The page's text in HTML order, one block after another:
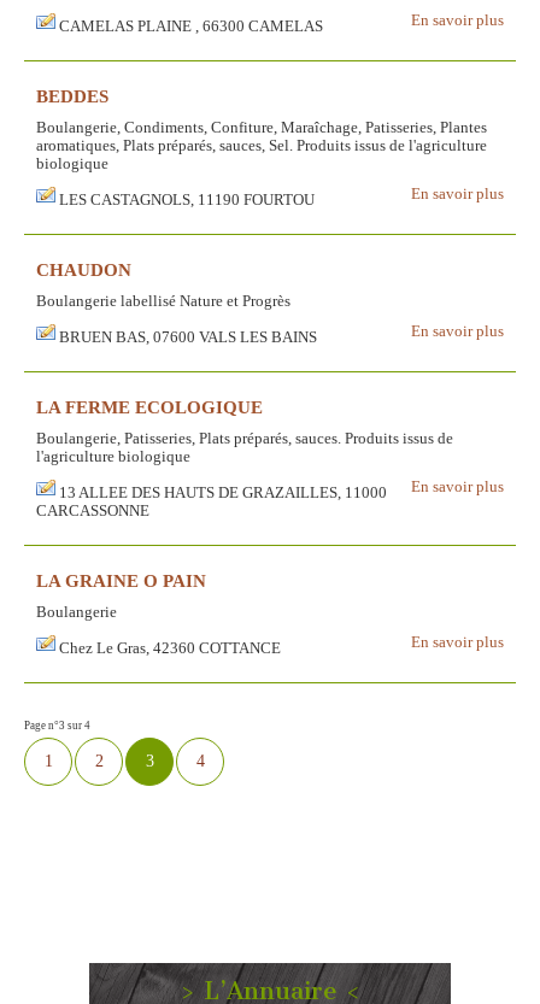
En savoir plus
CAMELAS PLAINE , 66300 CAMELAS
BEDDES
Boulangerie, Condiments, Confiture, Maraîchage, Patisseries, Plantes
aromatiques, Plats préparés, sauces, Sel. Produits issus de l'agriculture
biologique
En savoir plus
LES CASTAGNOLS, 11190 FOURTOU
CHAUDON
Boulangerie labellisé Nature et Progrès
En savoir plus
BRUEN BAS, 07600 VALS LES BAINS
LA FERME ECOLOGIQUE
Boulangerie, Patisseries, Plats préparés, sauces. Produits issus de
l'agriculture biologique
En savoir plus
13 ALLEE DES HAUTS DE GRAZAILLES, 11000
CARCASSONNE
LA GRAINE O PAIN
Boulangerie
En savoir plus
Chez Le Gras, 42360 COTTANCE
Page n°3 sur 4
1 2 3 4
> L’Annuaire <